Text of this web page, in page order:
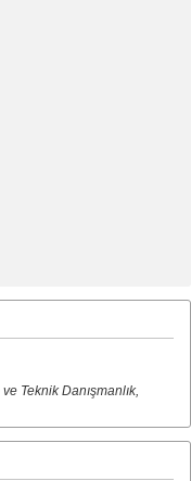
Teknik Danışmanlık,